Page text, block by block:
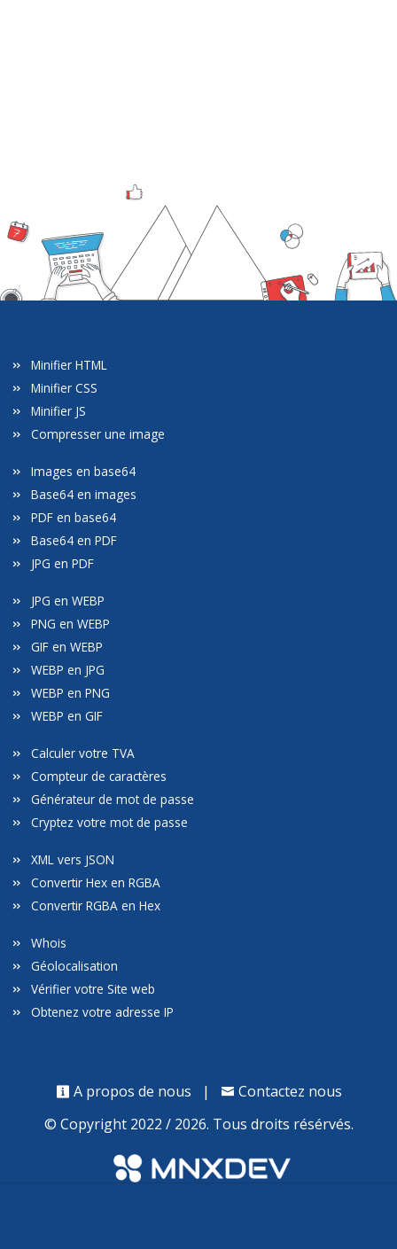
Minifier HTML
Minifier CSS
Minifier JS
Compresser une image
Images en base64
Base64 en images
PDF en base64
Base64 en PDF
JPG en PDF
JPG en WEBP
PNG en WEBP
GIF en WEBP
WEBP en JPG
WEBP en PNG
WEBP en GIF
Calculer votre TVA
Compteur de caractères
Générateur de mot de passe
Cryptez votre mot de passe
XML vers JSON
Convertir Hex en RGBA
Convertir RGBA en Hex
Whois
Géolocalisation
Vérifier votre Site web
Obtenez votre adresse IP
A propos de nous |
Contactez nous
© Copyright 2022 / 2026. Tous droits résérvés.